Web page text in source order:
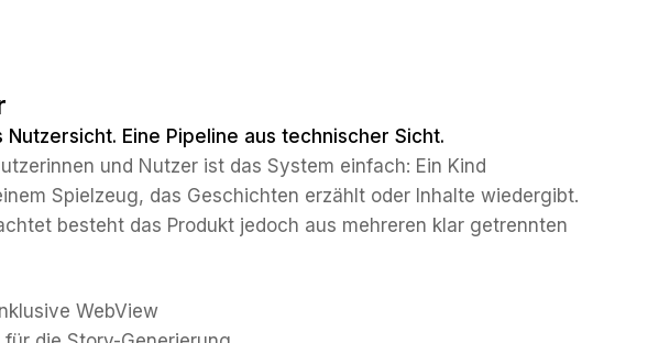
Nutzersicht. Eine Pipeline aus technischer Sicht.
und Nutzer ist das System einfach: Ein Kind
Spielzeug, das Geschichten erzählt oder Inhalte wiedergibt.
besteht das Produkt jedoch aus mehreren klar getrennten
WebView